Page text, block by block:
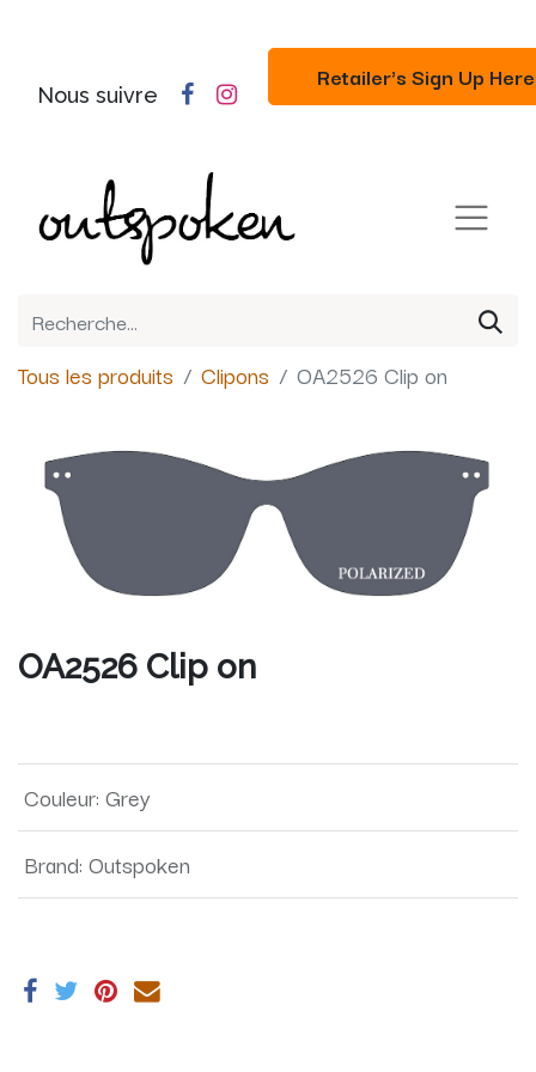
Nous suivre
Retailer's Sign Up Here
Tous les produits Clipons OA2526 Clip on
OA2526 Clip on
Couleur: Grey
Brand: Outspoken